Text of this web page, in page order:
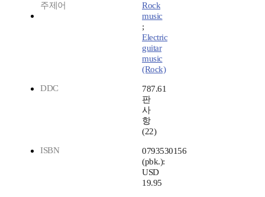
주제어
Rock
music
;
Electric
guitar
music
(Rock)
DDC
787.61
판
사
항
(22)
ISBN
0793530156
(pbk.):
USD
19.95